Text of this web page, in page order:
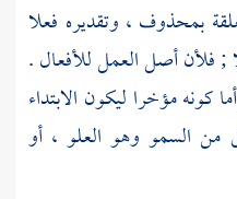
بمحذوف ، وتقديره فعلا
; فلأن أصل العمل للأفعال .
كونه مؤخرا ليكون الابتداء
من السمو وهو العلو ، أو